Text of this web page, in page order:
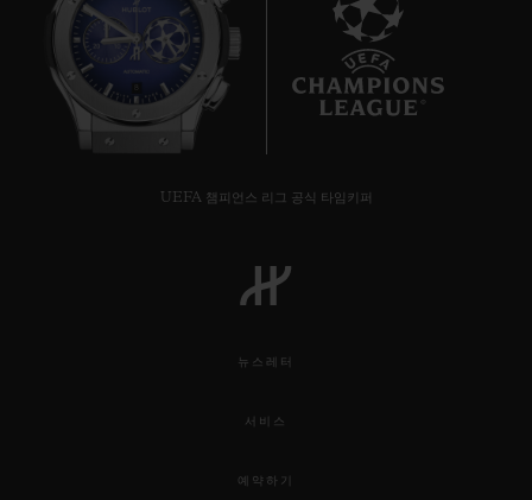
UEFA 챔피언스 리그 공식 타임키퍼
뉴스레터
서비스
예약하기